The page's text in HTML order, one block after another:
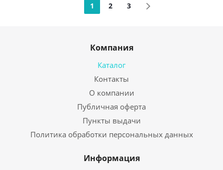
1 2 3
Компания
Каталог
Контакты
О компании
Публичная оферта
Пункты выдачи
Политика обработки персональных данных
Информация